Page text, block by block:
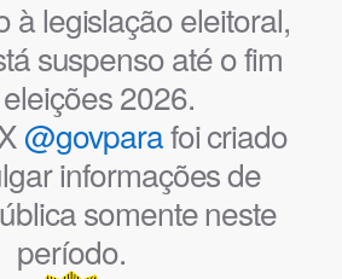
à legislação eleitoral,
suspenso até o fim
2026.
@govparafoi criado
informações de
somente neste
período.